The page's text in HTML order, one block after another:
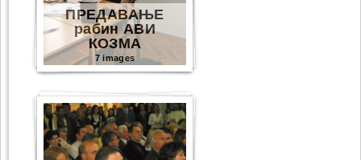
ПРЕДАВАЊЕ
рабин АВИ
КОЗМА
7 images